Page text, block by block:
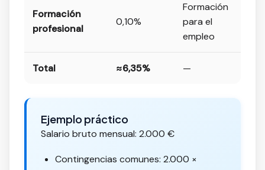
Formación
profesional
0,10%
Formación
para el
empleo
Total ≈6,35% —
Ejemplo práctico
Salario bruto mensual: 2.000 €
Contingencias comunes: 2.000 ×